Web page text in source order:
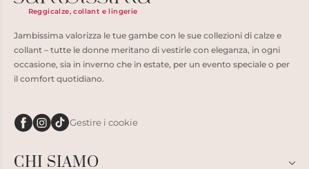
Reggicalze, collant e lingerie
Jambissima valorizza le tue gambe con le sue collezioni di calze e
collant – tutte le donne meritano di vestirle con eleganza, in ogni
occasione, sia in inverno che in estate, per un evento speciale o per
il comfort quotidiano.
Gestire i cookie
CHI SIAMO